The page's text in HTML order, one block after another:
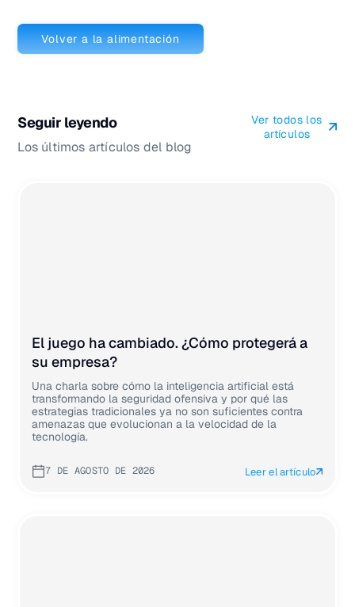
Volver a la alimentación
Seguir leyendo
Los últimos artículos del blog
Ver todos los
artículos
El juego ha cambiado. ¿Cómo protegerá a
su empresa?
Una charla sobre cómo la inteligencia artificial está
transformando la seguridad ofensiva y por qué las
estrategias tradicionales ya no son suficientes contra
amenazas que evolucionan a la velocidad de la
tecnología.
7 DE AGOSTO DE 2026 Leer el artículo